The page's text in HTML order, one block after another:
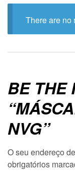
There are no
BE THE
NVG”
O seu endereço
obrigatórios